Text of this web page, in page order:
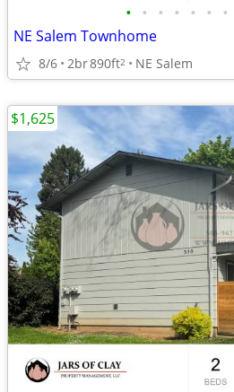
• • • • • • •
NE Salem Townhome
8/6 2br890ft2 NE Salem
$1,625